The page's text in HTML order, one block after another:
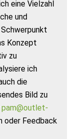
eine Vielzahl
und
Konzept
zu
ich
die
Bild zu
pam@outlet-
oder Feedback